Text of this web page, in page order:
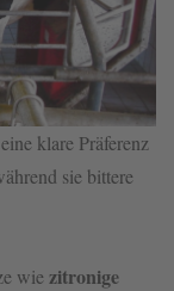
klare Präferenz
sie bittere
wie zitronige